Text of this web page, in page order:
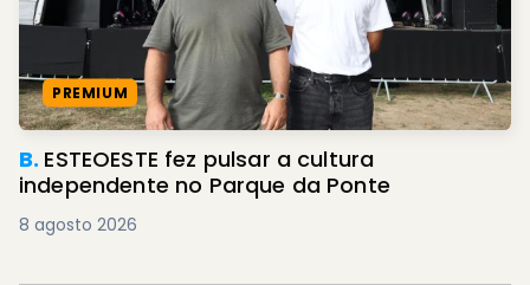
PREMIUM
B. ESTEOESTE fez pulsar a cultura
independente no Parque da Ponte
8 agosto 2026